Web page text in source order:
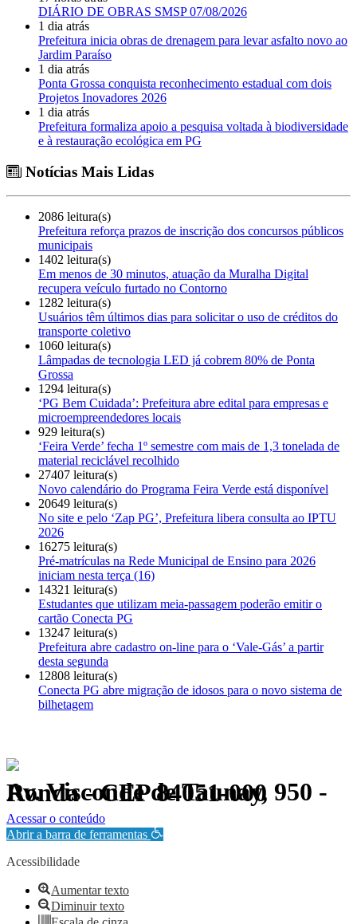
DIÁRIO DE OBRAS SMSP 07/08/2026
1 dia atrás
Prefeitura inicia obras de drenagem para levar asfalto novo ao
Jardim Paraíso
1 dia atrás
Ponta Grossa conquista reconhecimento estadual com dois
Projetos Inovadores 2026
1 dia atrás
Prefeitura formaliza apoio a pesquisa voltada à biodiversidade
e à restauração ecológica em PG
Notícias Mais Lidas
2086 leitura(s)
Prefeitura reforça prazos de inscrição dos concursos públicos
municipais
1402 leitura(s)
Em menos de 30 minutos, atuação da Muralha Digital
recupera veículo furtado no Contorno
1282 leitura(s)
Usuários têm últimos dias para solicitar o uso de créditos do
transporte coletivo
1060 leitura(s)
Lâmpadas de tecnologia LED já cobrem 80% de Ponta
Grossa
1294 leitura(s)
‘PG Bem Cuidada’: Prefeitura abre edital para empresas e
microempreendedores locais
929 leitura(s)
‘Feira Verde’ fecha 1º semestre com mais de 1,3 tonelada de
material reciclável recolhido
27407 leitura(s)
Novo calendário do Programa Feira Verde está disponível
20649 leitura(s)
No site e pelo ‘Zap PG’, Prefeitura libera consulta ao IPTU
2026
16275 leitura(s)
Pré-matrículas na Rede Municipal de Ensino para 2026
iniciam nesta terça (16)
14321 leitura(s)
Estudantes que utilizam meia-passagem poderão emitir o
cartão Conecta PG
13247 leitura(s)
Prefeitura abre cadastro on-line para o ‘Vale-Gás’ a partir
desta segunda
12808 leitura(s)
Conecta PG abre migração de idosos para o novo sistema de
bilhetagem
Av. Visconde de Taunay, 950 - Ronda - CEP 84051-000
Política de Privacidade.
Acessar o conteúdo
Abrir a barra de ferramentas
Acessibilidade
Aumentar texto
Diminuir texto